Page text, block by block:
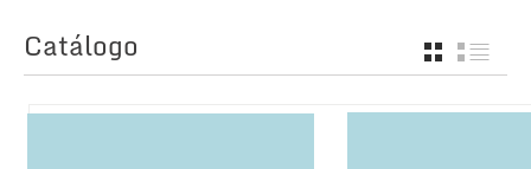
Catálogo GRID